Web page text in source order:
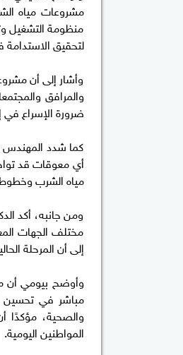
مشروعات مياه
منظومة التشغيل
لتحقيق
وأشار إلى أن
والمرافق
ضرورة الإسراع في
كما شدد المهندس
أي معوقات قد
مياه الشرب وخطوط
ومن جانبه، أكد
مختلف الجهات
إلى أن المرحلة
وأوضح بيومي أن
مباشر في تحسين
والصحية، مؤكدًا
المواطنين اليومية.